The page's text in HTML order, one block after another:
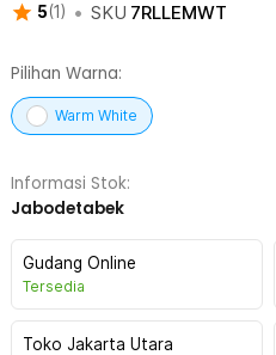
5(1 ) • SKU 7RLLEMWT
Pilihan Warna:
Warm White
Informasi Stok:
Jabodetabek
Gudang Online
Tersedia
Toko Jakarta Utara